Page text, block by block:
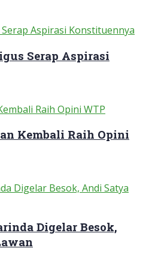
Serap Aspirasi
Kembali Raih Opini
Digelar Besok,